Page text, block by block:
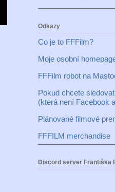
Odkazy
Co je to FFFilm?
Moje osobní
FFFilm robot na
Pokud chcete
(která není Facebook
Plánované filmové
FFFILM merchandise
Discord server Františka